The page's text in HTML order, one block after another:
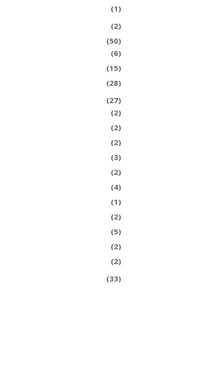
(1)
(2)
(50)
(6)
(15)
(28)
(27)
(2)
(2)
(2)
(3)
(2)
(4)
(1)
(2)
(5)
(2)
(2)
(33)